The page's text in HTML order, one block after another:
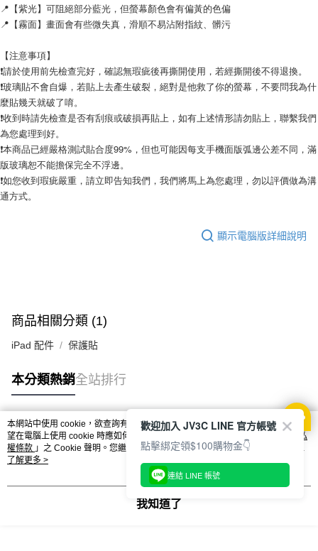
📍【紫光】可阻絕部分藍光，但螢幕顏色會有偏黃的色偏
📍【霧面】畫面會有些微失真，滑順不易沾附指紋、髒污
【注意事項】
❗請於使用前先檢查完好，確認無瑕疵後再撕開使用，若經撕開後不得退換。
❗玻璃貼不會自爆，若貼上去產生破裂，絕對是他救了你的螢幕，不要問我為什
麼貼幾天就破了唷。
❗收到時請先檢查是否有刮痕或破損再貼上，如有上述情形請勿貼上，聯繫我們
為您處理到好。
❗本商品已經嚴格測試貼合度99%，但也可能因每支手機面版弧邊公差不同，滿
版玻璃恕不能擔保完全不浮邊。
❗如您收到瑕疵嚴重，請立即告知我們，我們將馬上為您處理，勿以評價做為溝
通方式。
顯示電腦版詳細說明
商品相關分類 (1)
iPad 配件 保護貼
本分類熱銷全站排行
熱門標籤
本網站中使用 cookie，欲查詢有關本網站使用 cookie 方式之詳情，及若您不希
望在電腦上使用 cookie 時應如何變更電腦的 cookie 設定，請參閱本網站「
隱私
權條款 」之 Cookie 聲明。您繼續使用本網站即表示您同意本公司得按本網站使
用條款之 Cookie 聲明使用 cookie。
了解更多 >
我知道了
歡迎加入 JV3C LINE 官方帳號
點擊綁定領$100購物金👇
連結 LINE 帳號